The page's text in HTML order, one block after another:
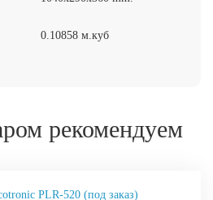
0.10858 м.куб
рекомендуем